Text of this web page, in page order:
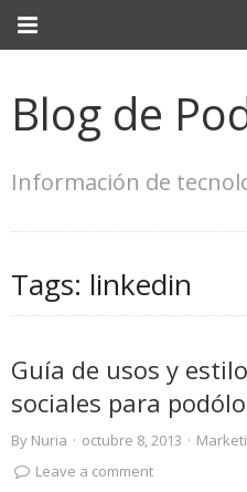
Blog de
Información de
Tags: linkedin
Guía de usos y
sociales para
By Nuria · octubre 8, 2013 ·
Leave a comment